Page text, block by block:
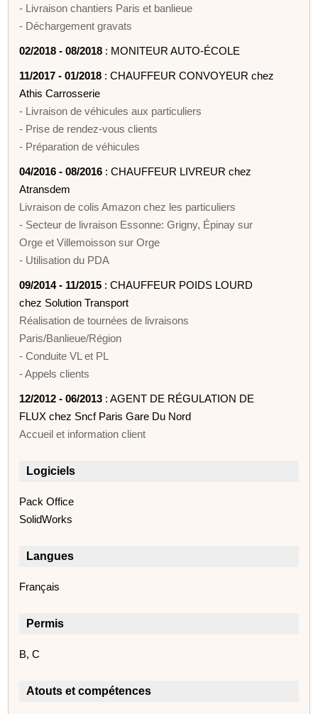
- Livraison chantiers Paris et banlieue
- Déchargement gravats
02/2018 - 08/2018 : MONITEUR AUTO-ÉCOLE
11/2017 - 01/2018 : CHAUFFEUR CONVOYEUR chez
Athis Carrosserie
- Livraison de véhicules aux particuliers
- Prise de rendez-vous clients
- Préparation de véhicules
04/2016 - 08/2016 : CHAUFFEUR LIVREUR chez
Atransdem
Livraison de colis Amazon chez les particuliers
- Secteur de livraison Essonne: Grigny, Épinay sur
Orge et Villemoisson sur Orge
- Utilisation du PDA
09/2014 - 11/2015 : CHAUFFEUR POIDS LOURD
chez Solution Transport
Réalisation de tournées de livraisons
Paris/Banlieue/Région
- Conduite VL et PL
- Appels clients
12/2012 - 06/2013 : AGENT DE RÉGULATION DE
FLUX chez Sncf Paris Gare Du Nord
Accueil et information client
Logiciels
Pack Office
SolidWorks
Langues
Français
Permis
B, C
Atouts et compétences